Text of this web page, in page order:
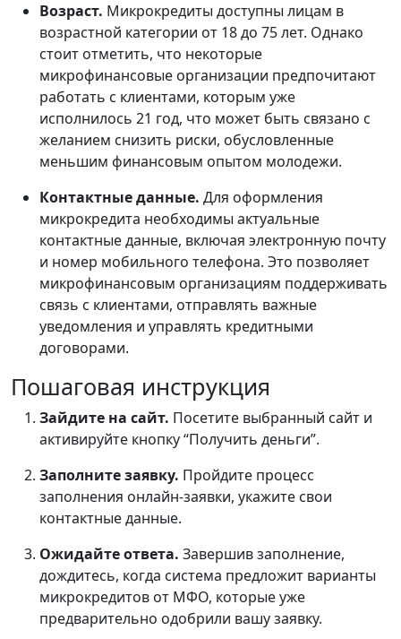
Возраст. Микрокредиты доступны лицам в
возрастной категории от 18 до 75 лет. Однако
стоит отметить, что некоторые
микрофинансовые организации предпочитают
работать с клиентами, которым уже
исполнилось 21 год, что может быть связано с
желанием снизить риски, обусловленные
меньшим финансовым опытом молодежи.
Контактные данные. Для оформления
микрокредита необходимы актуальные
контактные данные, включая электронную почту
и номер мобильного телефона. Это позволяет
микрофинансовым организациям поддерживать
связь с клиентами, отправлять важные
уведомления и управлять кредитными
договорами.
Пошаговая инструкция
Зайдите на сайт. Посетите выбранный сайт и
активируйте кнопку “Получить деньги”.
Заполните заявку. Пройдите процесс
заполнения онлайн-заявки, укажите свои
контактные данные.
Ожидайте ответа. Завершив заполнение,
дождитесь, когда система предложит варианты
микрокредитов от МФО, которые уже
предварительно одобрили вашу заявку.